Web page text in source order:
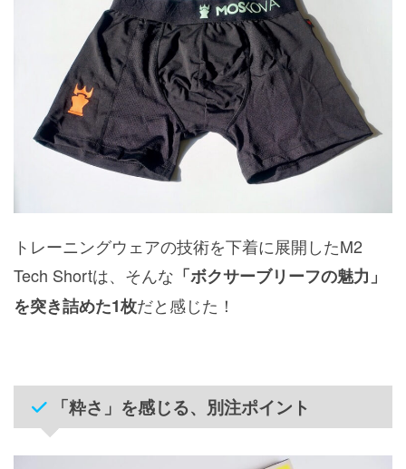
トレーニングウェアの技術を下着に展開したM2
Tech Shortは、そんな 「ボクサーブリーフの魅力」
を突き詰めた1枚だと感じた！
「粋さ」を感じる、別注ポイント